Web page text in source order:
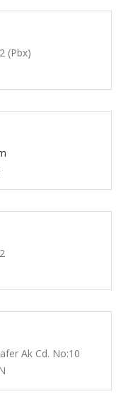
(Pbx)
Ak Cd. No:10